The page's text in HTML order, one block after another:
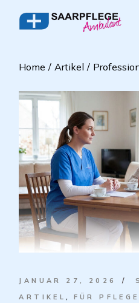
Home Artikel
JANUAR 27, 2026
ARTIKEL
FÜR